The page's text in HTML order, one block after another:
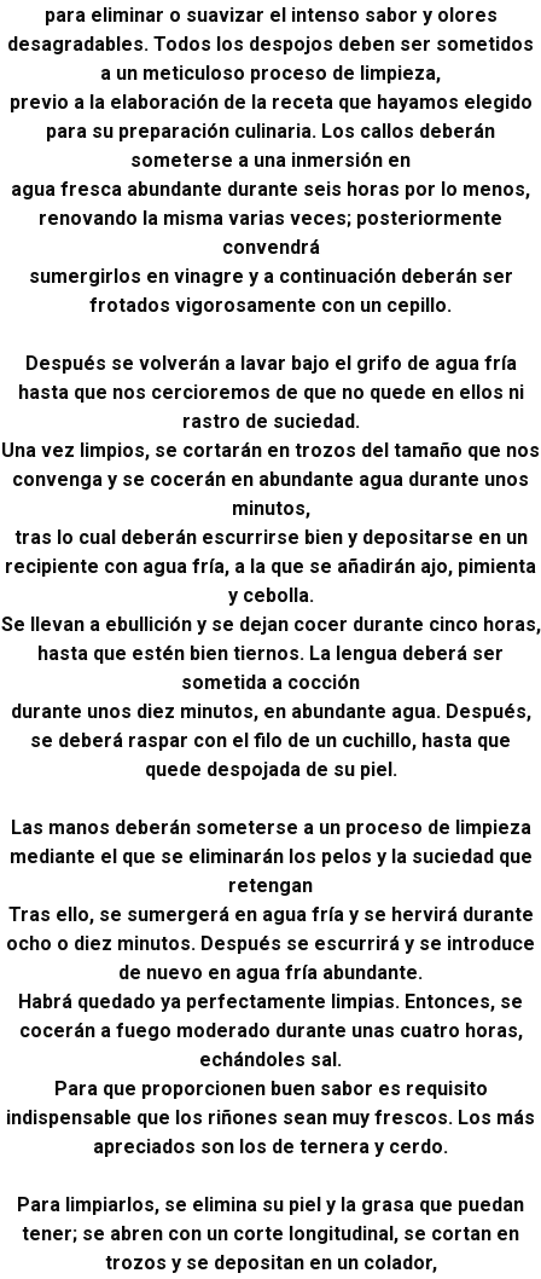
para eliminar o suavizar el intenso sabor y olores
desagradables. Todos los despojos deben ser sometidos
a un meticuloso proceso de limpieza,
previo a la elaboración de la receta que hayamos elegido
para su preparación culinaria. Los callos deberán
someterse a una inmersión en
agua fresca abundante durante seis horas por lo menos,
renovando la misma varias veces; posteriormente
convendrá
sumergirlos en vinagre y a continuación deberán ser
frotados vigorosamente con un cepillo.
Después se volverán a lavar bajo el grifo de agua fría
hasta que nos cercioremos de que no quede en ellos ni
rastro de suciedad.
Una vez limpios, se cortarán en trozos del tamaño que nos
convenga y se cocerán en abundante agua durante unos
minutos,
tras lo cual deberán escurrirse bien y depositarse en un
recipiente con agua fría, a la que se añadirán ajo, pimienta
y cebolla.
Se llevan a ebullición y se dejan cocer durante cinco horas,
hasta que estén bien tiernos. La lengua deberá ser
sometida a cocción
durante unos diez minutos, en abundante agua. Después,
se deberá raspar con el filo de un cuchillo, hasta que
quede despojada de su piel.
Las manos deberán someterse a un proceso de limpieza
mediante el que se eliminarán los pelos y la suciedad que
retengan
Tras ello, se sumergerá en agua fría y se hervirá durante
ocho o diez minutos. Después se escurrirá y se introduce
de nuevo en agua fría abundante.
Habrá quedado ya perfectamente limpias. Entonces, se
cocerán a fuego moderado durante unas cuatro horas,
echándoles sal.
Para que proporcionen buen sabor es requisito
indispensable que los riñones sean muy frescos. Los más
apreciados son los de ternera y cerdo.
Para limpiarlos, se elimina su piel y la grasa que puedan
tener; se abren con un corte longitudinal, se cortan en
trozos y se depositan en un colador,